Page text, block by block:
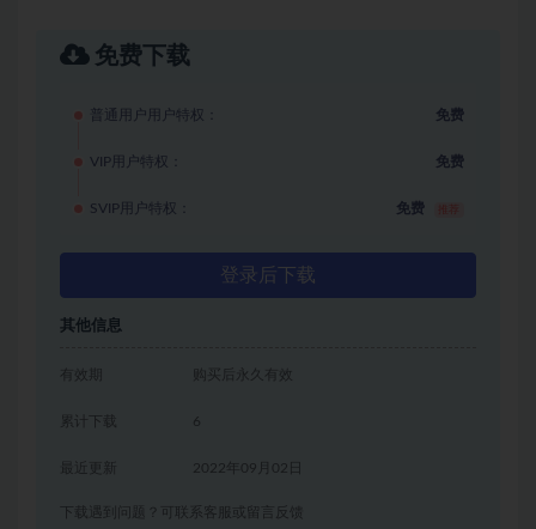
免费下载
普通用户用户特权： 免费
VIP用户特权： 免费
SVIP用户特权： 免费
登录后下载
其他信息
有效期 购买后永久有效
累计下载 6
2022年09月02日
下载遇到问题？可联系客服或留言反馈